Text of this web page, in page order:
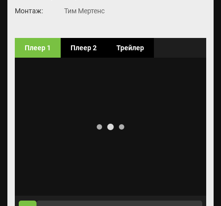
Монтаж:
Тим Мертенс
Плеер 1 Плеер 2 Трейлер